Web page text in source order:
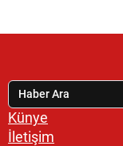
Künye
İletişim